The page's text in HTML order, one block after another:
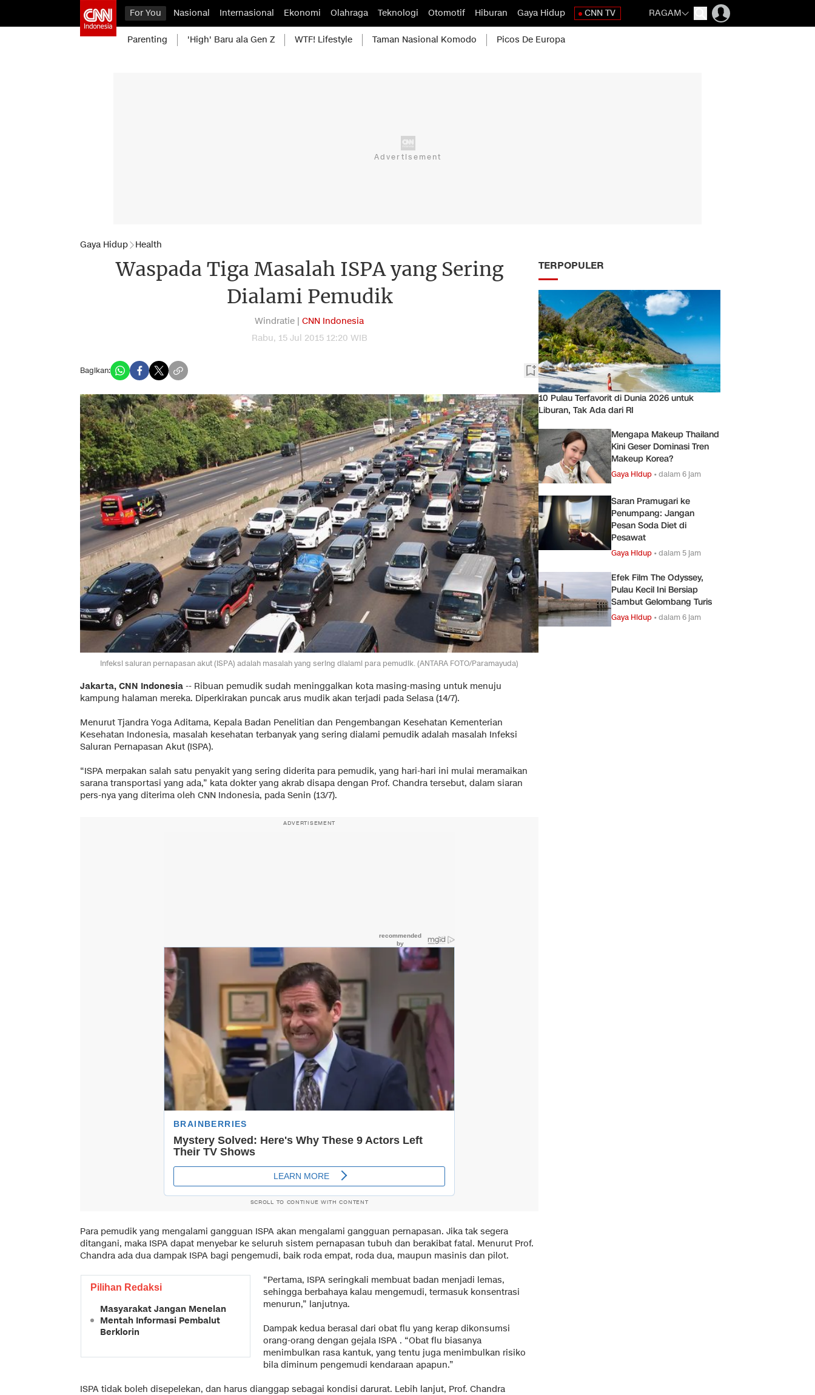
For You Nasional Internasional Ekonomi Olahraga Teknologi Otomotif Hiburan Gaya Hidup CNN TV RAGAM
Parenting 'High' Baru ala Gen Z WTF! Lifestyle Taman Nasional Komodo Picos De Europa
Gaya Hidup Health
Waspada Tiga Masalah ISPA yang Sering
Dialami Pemudik
Windratie | CNN Indonesia
Rabu, 15 Jul 2015 12:20 WIB
Bagikan:
Infeksi saluran pernapasan akut (ISPA) adalah masalah yang sering dialami para pemudik. (ANTARA FOTO/Paramayuda)
Jakarta, CNN Indonesia -- Ribuan pemudik sudah meninggalkan kota masing-masing untuk menuju
kampung halaman mereka. Diperkirakan puncak arus mudik akan terjadi pada Selasa (14/7).
Menurut Tjandra Yoga Aditama, Kepala Badan Penelitian dan Pengembangan Kesehatan Kementerian
Kesehatan Indonesia, masalah kesehatan terbanyak yang sering dialami pemudik adalah masalah Infeksi
Saluran Pernapasan Akut (ISPA).
“ISPA merpakan salah satu penyakit yang sering diderita para pemudik, yang hari-hari ini mulai meramaikan
sarana transportasi yang ada,” kata dokter yang akrab disapa dengan Prof. Chandra tersebut, dalam siaran
pers-nya yang diterima oleh CNN Indonesia, pada Senin (13/7).
ADVERTISEMENT
SCROLL TO CONTINUE WITH CONTENT
Para pemudik yang mengalami gangguan ISPA akan mengalami gangguan pernapasan. Jika tak segera
ditangani, maka ISPA dapat menyebar ke seluruh sistem pernapasan tubuh dan berakibat fatal. Menurut Prof.
Chandra ada dua dampak ISPA bagi pengemudi, baik roda empat, roda dua, maupun masinis dan pilot.
Pilihan Redaksi
Masyarakat Jangan Menelan
Mentah Informasi Pembalut
Berklorin
“Pertama, ISPA seringkali membuat badan menjadi lemas,
sehingga berbahaya kalau mengemudi, termasuk konsentrasi
menurun,” lanjutnya.
Dampak kedua berasal dari obat flu yang kerap dikonsumsi
orang-orang dengan gejala ISPA . “Obat flu biasanya
menimbulkan rasa kantuk, yang tentu juga menimbulkan risiko
bila diminum pengemudi kendaraan apapun.”
ISPA tidak boleh disepelekan, dan harus dianggap sebagai kondisi darurat. Lebih lanjut, Prof. Chandra
TERPOPULER
10 Pulau Terfavorit di Dunia 2026 untuk
Liburan, Tak Ada dari RI
Mengapa Makeup Thailand
Kini Geser Dominasi Tren
Makeup Korea?
Gaya Hidup •dalam 6 jam
Saran Pramugari ke
Penumpang: Jangan
Pesan Soda Diet di
Pesawat
Gaya Hidup •dalam 5 jam
Efek Film The Odyssey,
Pulau Kecil Ini Bersiap
Sambut Gelombang Turis
Gaya Hidup •dalam 6 jam